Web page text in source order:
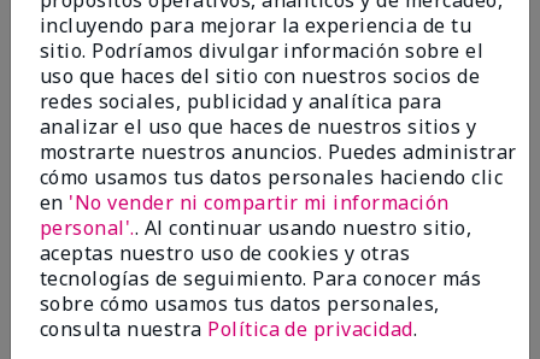
deHuston Texas
Evaluado en
marykay.com/en-us/
Comentarios sobre Cityscape® Cologne Spray
My boyfriend bought this and he only wore it around
me I love this scent and it lasts so long. 5 stars this
is my favorite colonge!
Mostrar Traducción
ConclusiónSí, recomendaría a un amigo
¿Le ha resultado útil esta
opinión?
incluyendo para mejorar la experiencia de tu
sitio. Podríamos divulgar información sobre el
uso que haces del sitio con nuestros socios de
redes sociales, publicidad y analítica para
analizar el uso que haces de nuestros sitios y
mostrarte nuestros anuncios. Puedes administrar
cómo usamos tus datos personales haciendo clic
en 'No vender ni compartir mi información
personal'.. Al continuar usando nuestro sitio,
aceptas nuestro uso de cookies y otras
tecnologías de seguimiento. Para conocer más
sobre cómo usamos tus datos personales,
consulta nuestra Política de privacidad.